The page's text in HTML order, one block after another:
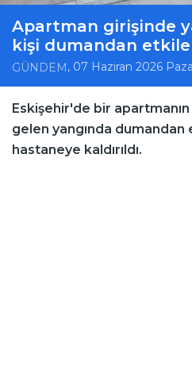
Apartman girişinde
kişi dumandan
GÜNDEM , 07 Haziran 2026
Eskişehir'de bir
gelen yangında dumandan
hastaneye kaldırıldı.